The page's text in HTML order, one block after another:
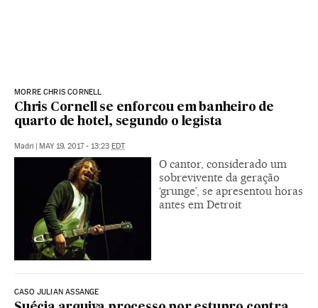
MORRE CHRIS CORNELL
Chris Cornell se enforcou em banheiro de
quarto de hotel, segundo o legista
Madri | MAY 19, 2017 - 13:23 EDT
O cantor, considerado um
sobrevivente da geração
‘grunge’, se apresentou horas
antes em Detroit
CASO JULIAN ASSANGE